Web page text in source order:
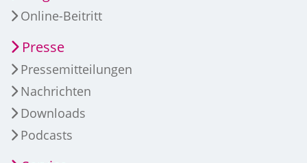
Online-Beitritt
Presse
Pressemitteilungen
Nachrichten
Downloads
Podcasts